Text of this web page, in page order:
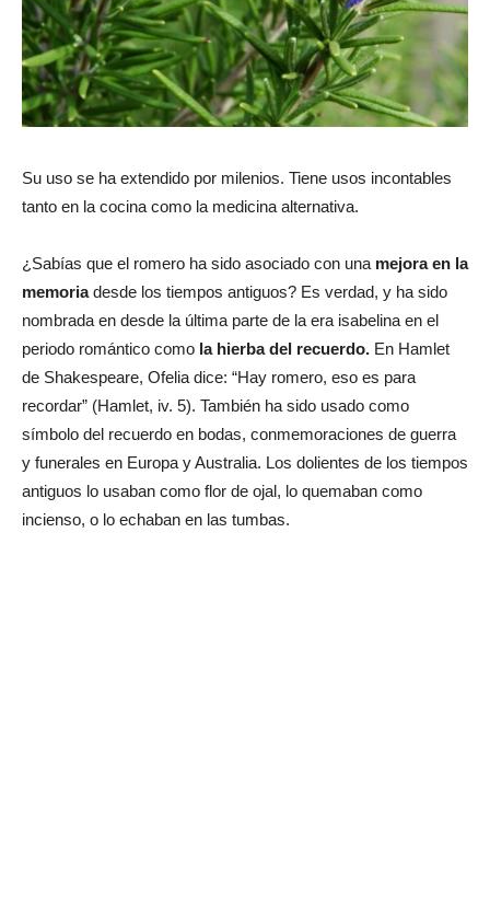
Su uso se ha extendido por milenios. Tiene usos incontables
tanto en la cocina como la medicina alternativa.
¿Sabías que el romero ha sido asociado con una mejora en la
memoriadesde los tiempos antiguos? Es verdad, y ha sido
nombrada en desde la última parte de la era isabelina en el
periodo romántico como la hierba del recuerdo. En Hamlet
de Shakespeare, Ofelia dice: “Hay romero, eso es para
recordar” (Hamlet, iv. 5). También ha sido usado como
símbolo del recuerdo en bodas, conmemoraciones de guerra
y funerales en Europa y Australia. Los dolientes de los tiempos
antiguos lo usaban como flor de ojal, lo quemaban como
incienso, o lo echaban en las tumbas.